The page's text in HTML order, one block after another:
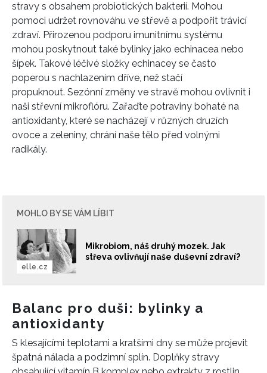
stravy s obsahem probiotických bakterií. Mohou
pomoci udržet rovnováhu ve střevě a podpořit trávicí
zdraví. Přirozenou podporu imunitnímu systému
mohou poskytnout také bylinky jako echinacea nebo
šípek. Takové léčivé složky echinacey se často
poperou s nachlazením dříve, než stačí
propuknout. Sezónní změny ve stravě mohou ovlivnit i
naši střevní mikroflóru. Zařaďte potraviny bohaté na
antioxidanty, které se nacházejí v různých druzích
ovoce a zeleniny, chrání naše tělo před volnými
radikály.
MOHLO BY SE VÁM LÍBIT
Mikrobiom, náš druhý mozek. Jak
střeva ovlivňují naše duševní zdraví?
elle.cz
Balanc pro duši: bylinky a
antioxidanty
S klesajícími teplotami a kratšími dny se může projevit
špatná nálada a podzimní splín. Doplňky stravy